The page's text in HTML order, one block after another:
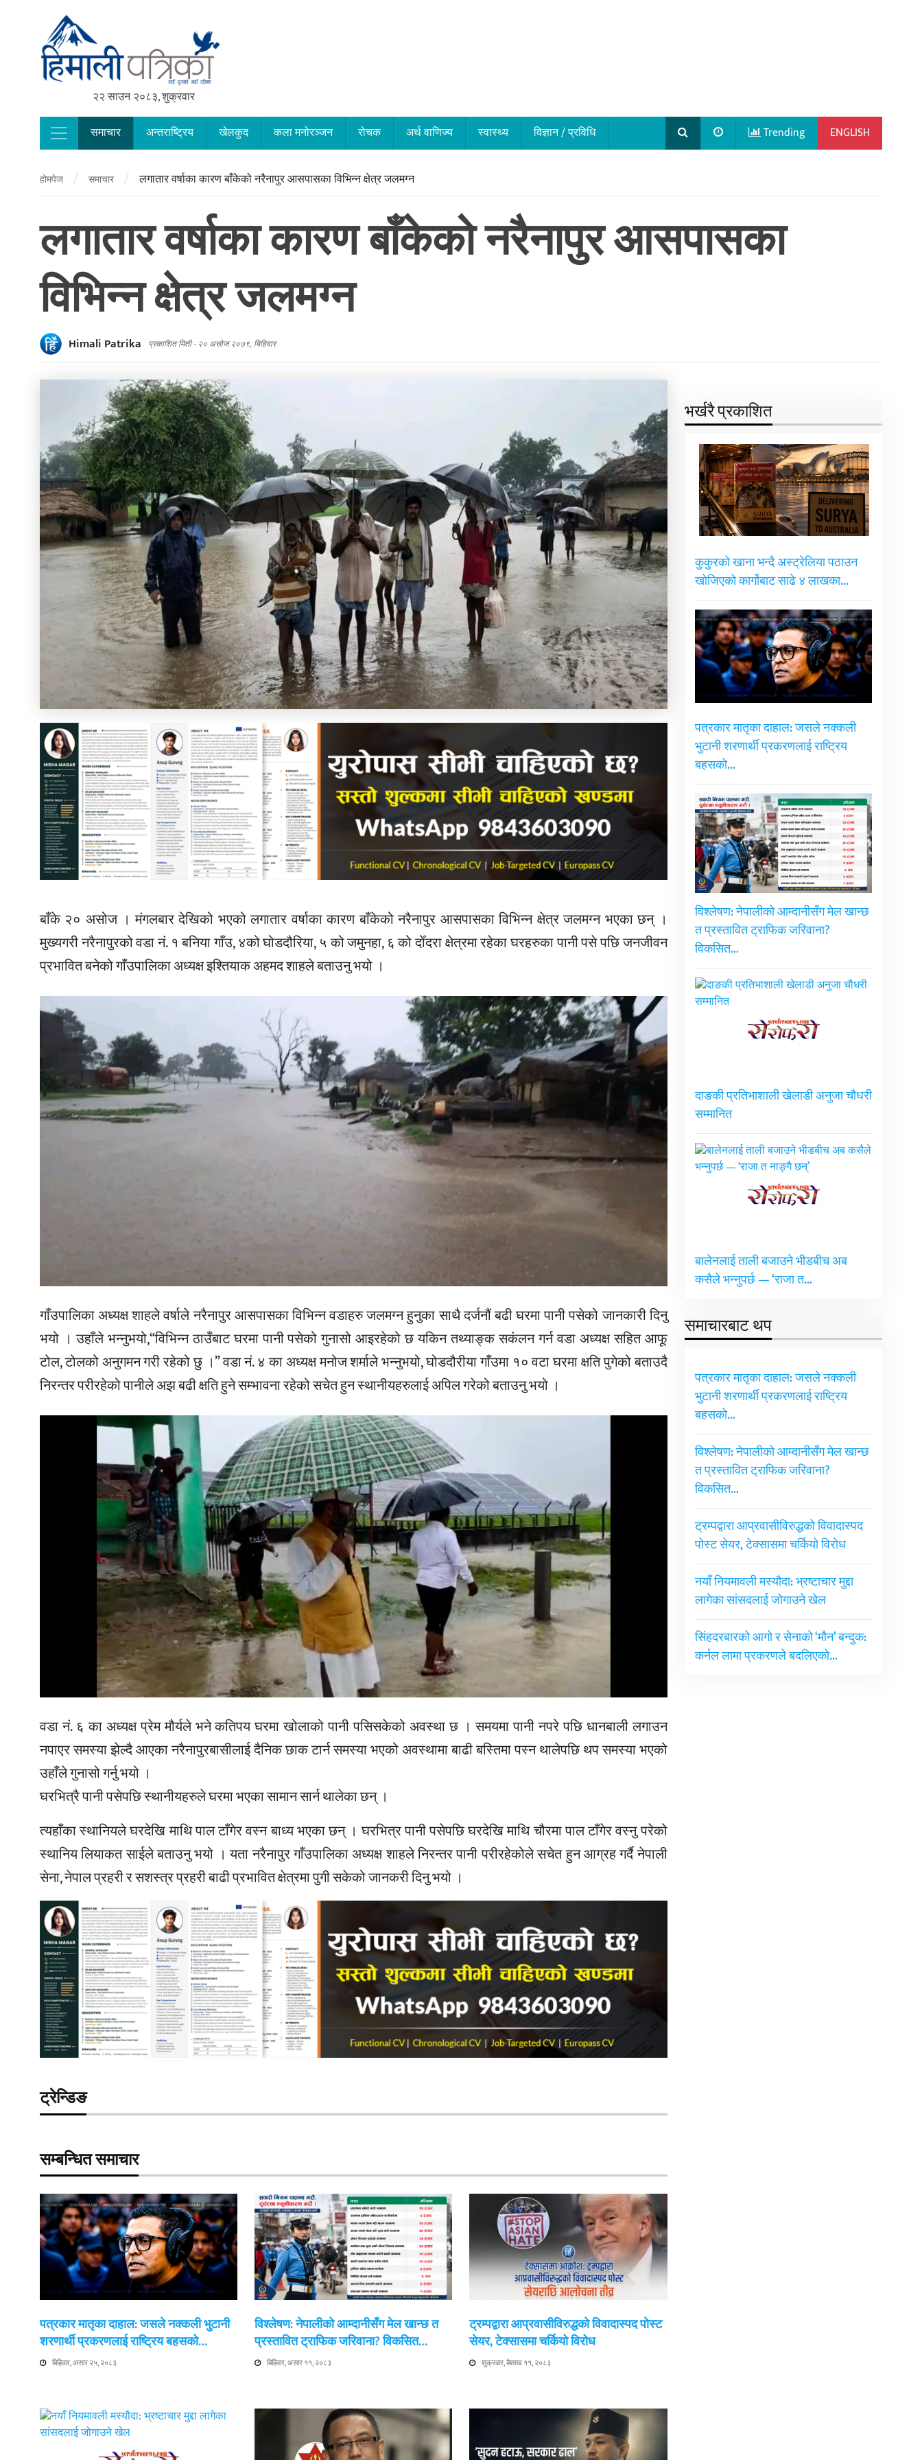
२२ साउन २०८३, शुक्रवार
Main Navigation
समाचार अन्तराष्ट्रिय खेलकुद कला मनोरञ्जन रोचक अर्थ वाणिज्य स्वास्थ्य विज्ञान / प्रविधि Trending ENGLISH
होमपेज / समाचार / लगातार वर्षाका कारण बाँकेको नरैनापुर आसपासका विभिन्न क्षेत्र जलमग्न
लगातार वर्षाका कारण बाँकेको नरैनापुर आसपासका
विभिन्न क्षेत्र जलमग्न
Himali Patrika प्रकाशित मिती - २० असोज २०७९, बिहिवार
बाँके २० असोज । मंगलबार देखिको भएको लगातार वर्षाका कारण बाँकेको नरैनापुर आसपासका विभिन्न क्षेत्र जलमग्न भएका छन् ।
मुख्यगरी नरैनापुरको वडा नं. १ बनिया गाँउ, ४को घोडदौरिया, ५ को जमुनहा, ६ को दोँदरा क्षेत्रमा रहेका घरहरुका पानी पसे पछि जनजीवन
प्रभावित बनेको गाँउपालिका अध्यक्ष इश्तियाक अहमद शाहले बताउनु भयो ।
गाँउपालिका अध्यक्ष शाहले वर्षाले नरैनापुर आसपासका विभिन्न वडाहरु जलमग्न हुनुका साथै दर्जनौं बढी घरमा पानी पसेको जानकारी दिनु
भयो । उहाँले भन्नुभयो,“विभिन्न ठाउँबाट घरमा पानी पसेको गुनासो आइरहेको छ यकिन तथ्याङ्क सकंलन गर्न वडा अध्यक्ष सहित आफू
टोल, टोलको अनुगमन गरी रहेको छु ।” वडा नं. ४ का अध्यक्ष मनोज शर्माले भन्नुभयो, घोडदौरीया गाँउमा १० वटा घरमा क्षति पुगेको बताउदै
निरन्तर परीरहेको पानीले अझ बढी क्षति हुने सम्भावना रहेको सचेत हुन स्थानीयहरुलाई अपिल गरेको बताउनु भयो ।
वडा नं. ६ का अध्यक्ष प्रेम मौर्यले भने कतिपय घरमा खोलाको पानी पसिसकेको अवस्था छ । समयमा पानी नपरे पछि धानबाली लगाउन
नपाएर समस्या झेल्दै आएका नरैनापुरबासीलाई दैनिक छाक टार्न समस्या भएको अवस्थामा बाढी बस्तिमा पस्न थालेपछि थप समस्या भएको
उहाँले गुनासो गर्नु भयो ।
घरभित्रै पानी पसेपछि स्थानीयहरुले घरमा भएका सामान सार्न थालेका छन् ।
त्यहाँका स्थानियले घरदेखि माथि पाल टाँगेर वस्न बाध्य भएका छन् । घरभित्र पानी पसेपछि घरदेखि माथि चौरमा पाल टाँगेर वस्नु परेको
स्थानिय लियाकत साईले बताउनु भयो । यता नरैनापुर गाँउपालिका अध्यक्ष शाहले निरन्तर पानी परीरहेकोले सचेत हुन आग्रह गर्दै नेपाली
सेना, नेपाल प्रहरी र सशस्त्र प्रहरी बाढी प्रभावित क्षेत्रमा पुगी सकेको जानकरी दिनु भयो ।
ट्रेन्डिङ
सम्बन्धित समाचार
पत्रकार मातृका दाहाल: जसले नक्कली भुटानी
शरणार्थी प्रकरणलाई राष्ट्रिय बहसको…
बिहिवार, असार २५, २०८३
विश्लेषण: नेपालीको आम्दानीसँग मेल खान्छ त
प्रस्तावित ट्राफिक जरिवाना? विकसित…
बिहिवार, असार ११, २०८३
ट्रम्पद्वारा आप्रवासीविरुद्धको विवादास्पद पोस्ट
सेयर, टेक्सासमा चर्कियो विरोध
शुक्रवार, बैशाख ११, २०८३
भर्खरै प्रकाशित
कुकुरको खाना भन्दै अस्ट्रेलिया पठाउन
खोजिएको कार्गोबाट साढे ४ लाखका…
पत्रकार मातृका दाहाल: जसले नक्कली
भुटानी शरणार्थी प्रकरणलाई राष्ट्रिय
बहसको…
विश्लेषण: नेपालीको आम्दानीसँग मेल खान्छ
त प्रस्तावित ट्राफिक जरिवाना?
विकसित…
दाङकी प्रतिभाशाली खेलाडी अनुजा चौधरी
सम्मानित
बालेनलाई ताली बजाउने भीडबीच अब
कसैले भन्नुपर्छ — ‘राजा त…
समाचारबाट थप
पत्रकार मातृका दाहाल: जसले नक्कली
भुटानी शरणार्थी प्रकरणलाई राष्ट्रिय
बहसको…
विश्लेषण: नेपालीको आम्दानीसँग मेल खान्छ
त प्रस्तावित ट्राफिक जरिवाना?
विकसित…
ट्रम्पद्वारा आप्रवासीविरुद्धको विवादास्पद
पोस्ट सेयर, टेक्सासमा चर्कियो विरोध
नयाँ नियमावली मस्यौदा: भ्रष्टाचार मुद्दा
लागेका सांसदलाई जोगाउने खेल
सिंहदरबारको आगो र सेनाको ‘मौन’ बन्दुक:
कर्नल लामा प्रकरणले बदलिएको…